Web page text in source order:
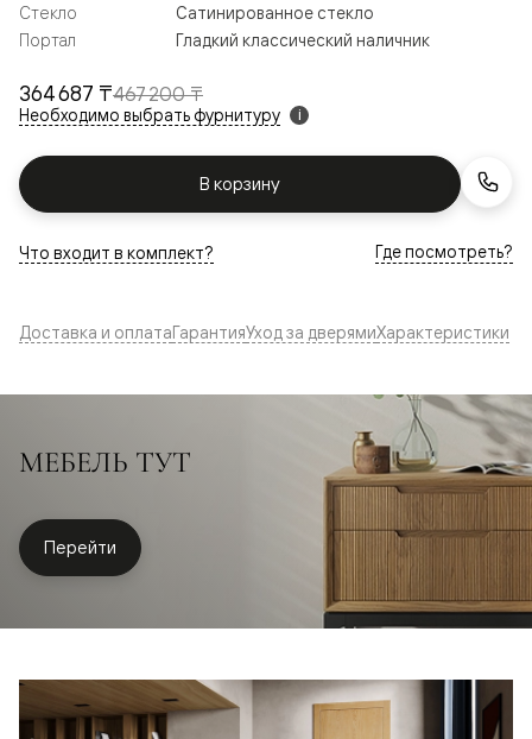
364 687 ₸467 200 ₸
Необходимо выбрать фурнитуру i
В корзину
Стекло
Сатинированное стекло
Портал
Гладкий классический наличник
Что входит в комплект? Где посмотреть?
Доставка и оплатаГарантияУход за дверямиХарактеристики
МЕБЕЛЬ ТУТ
Перейти